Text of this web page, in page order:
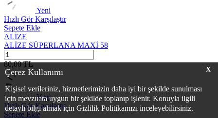
X
Çerez Kullanımı
Kişisel verileriniz, hizmetlerimizin daha iyi bir şekilde sunulması
için mevzuata uygun bir şekilde toplanıp işlenir. Konuyla ilgili
detaylı bilgi almak için Gizlilik Politikamızı inceleyebilirsiniz.
Yeni
Hızlı GörKarşılaştır
Sepete Ekle
ALİZE
ALİZE SÜPERLANA MAXİ 58
80,00TL
Yeni
Hızlı GörKarşılaştır
Sepete Ekle